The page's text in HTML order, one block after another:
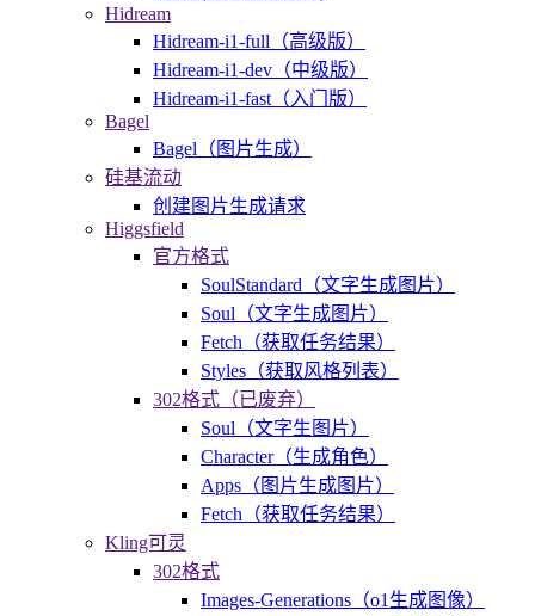
Hidream
Hidream-i1-full（高级版）
Hidream-i1-dev（中级版）
Hidream-i1-fast（入门版）
Bagel
Bagel（图片生成）
硅基流动
创建图片生成请求
Higgsfield
官方格式
SoulStandard（文字生成图片）
Soul（文字生成图片）
Fetch（获取任务结果）
Styles（获取风格列表）
302格式（已废弃）
Soul（文字生图片）
Character（生成角色）
Apps（图片生成图片）
Fetch（获取任务结果）
Kling可灵
302格式
Images-Generations（o1生成图像）